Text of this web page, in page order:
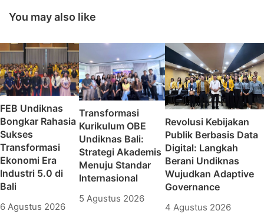
You may also like
FEB Undiknas
Bongkar Rahasia
Sukses
Transformasi
Ekonomi Era
Industri 5.0 di
Bali
6 Agustus 2026
Transformasi
Kurikulum OBE
Undiknas Bali:
Strategi Akademis
Menuju Standar
Internasional
5 Agustus 2026
Revolusi Kebijakan
Publik Berbasis Data
Digital: Langkah
Berani Undiknas
Wujudkan Adaptive
Governance
4 Agustus 2026